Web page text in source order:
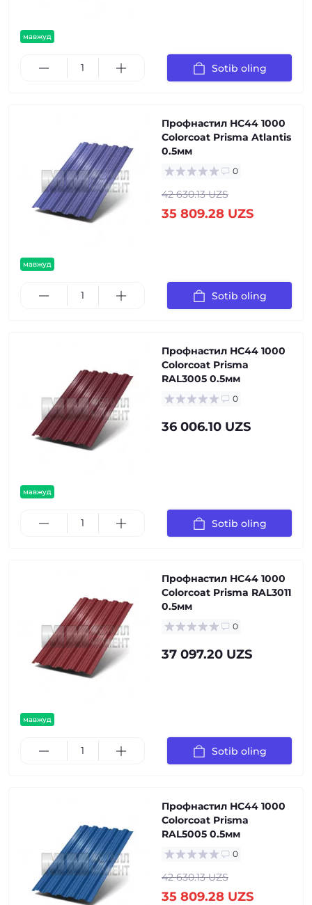
мавжуд
Sotib oling
мавжуд
Профнастил НС44 1000
Colorcoat Prisma Atlantis
0.5мм
0
42 630.13 UZS
35 809.28 UZS
Sotib oling
мавжуд
Профнастил НС44 1000
Colorcoat Prisma
RAL3005 0.5мм
0
36 006.10 UZS
Sotib oling
мавжуд
Профнастил НС44 1000
Colorcoat Prisma RAL3011
0.5мм
0
37 097.20 UZS
Sotib oling
Профнастил НС44 1000
Colorcoat Prisma
RAL5005 0.5мм
0
42 630.13 UZS
35 809.28 UZS